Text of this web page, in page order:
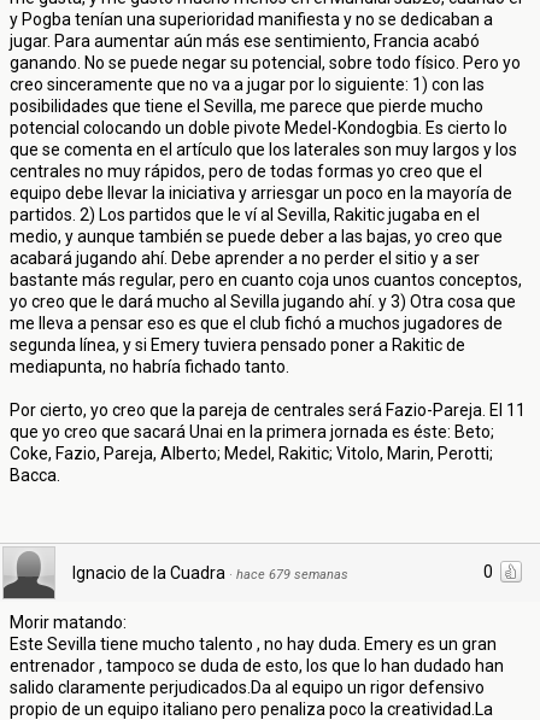
y Pogba tenían una superioridad manifiesta y no se dedicaban a
jugar. Para aumentar aún más ese sentimiento, Francia acabó
ganando. No se puede negar su potencial, sobre todo físico. Pero yo
creo sinceramente que no va a jugar por lo siguiente: 1) con las
posibilidades que tiene el Sevilla, me parece que pierde mucho
potencial colocando un doble pivote Medel-Kondogbia. Es cierto lo
que se comenta en el artículo que los laterales son muy largos y los
centrales no muy rápidos, pero de todas formas yo creo que el
equipo debe llevar la iniciativa y arriesgar un poco en la mayoría de
partidos. 2) Los partidos que le ví al Sevilla, Rakitic jugaba en el
medio, y aunque también se puede deber a las bajas, yo creo que
acabará jugando ahí. Debe aprender a no perder el sitio y a ser
bastante más regular, pero en cuanto coja unos cuantos conceptos,
yo creo que le dará mucho al Sevilla jugando ahí. y 3) Otra cosa que
me lleva a pensar eso es que el club fichó a muchos jugadores de
segunda línea, y si Emery tuviera pensado poner a Rakitic de
mediapunta, no habría fichado tanto.
Por cierto, yo creo que la pareja de centrales será Fazio-Pareja. El 11
que yo creo que sacará Unai en la primera jornada es éste: Beto;
Coke, Fazio, Pareja, Alberto; Medel, Rakitic; Vitolo, Marin, Perotti;
Bacca.
0
Ignacio de la Cuadra · hace 679 semanas
Morir matando:
Este Sevilla tiene mucho talento , no hay duda. Emery es un gran
entrenador , tampoco se duda de esto, los que lo han dudado han
salido claramente perjudicados.Da al equipo un rigor defensivo
propio de un equipo italiano pero penaliza poco la creatividad.La